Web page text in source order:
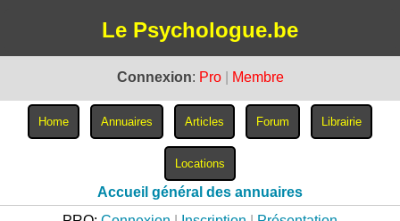
Le Psychologue.be
Connexion: Pro Membre
Accueil général des annuaires